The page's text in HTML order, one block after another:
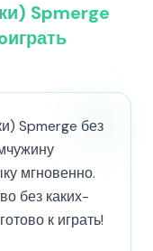
Spmerge
Spmerge без
мгновенно.
без каких-
к играть!